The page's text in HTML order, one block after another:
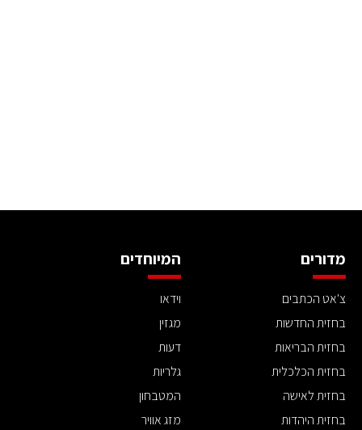
מדורים
צ'אט הכתבים
בחזית החדשות
בחזית הבריאות
בחזית הכלכלית
בחזית לאישה
בחזית היהדות
המיוחדים
וידאו
מגזין
דעות
גלריות
המטבחון
מזג אוויר